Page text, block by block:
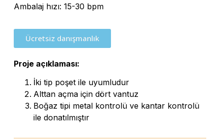
Ambalaj hızı: 15-30 bpm
Ücretsiz danışmanlık
Proje açıklaması:
İki tip poşet ile uyumludur
Alttan açma için dört vantuz
Boğaz tipi metal kontrolü ve kantar kontrolü
ile donatılmıştır